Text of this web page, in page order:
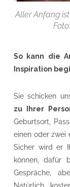
Aller Anfang
So kann die
Inspiration
Sie schicken
zu Ihrer
Geburtsort,
einen oder zwei
Sicher wird er
können, dafür
Gespräche,